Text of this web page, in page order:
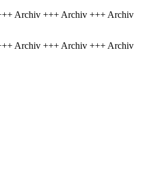
Archiv +++ Archiv +++ Archiv
Archiv +++ Archiv +++ Archiv